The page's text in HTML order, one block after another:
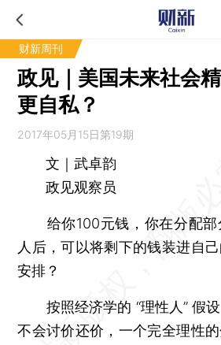
财新周刊
政见｜美国未来社会
更自私？
2017年05月15日第19期
文｜武卓韵
政见观察员
给你100元钱，你在分配部
人后，可以将剩下的钱装进自
安排？
按照经济学的 “理性人” 假设
不会讨价还价，一个完全理性